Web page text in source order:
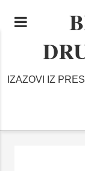
IZAZOVI IZ